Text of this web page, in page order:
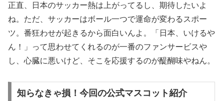
正直、日本のサッカー熱は上がってるし、期待したいよ
ね。ただ、サッカーはボール一つで運命が変わるスポー
ツ。番狂わせが起きるから面白いんよ。「日本、いけるや
ん！」って思わせてくれるのが一番のファンサービスや
し、心臓に悪いけど、そこを応援するのが醍醐味やねん。
知らなきゃ損！今回の公式マスコット紹介